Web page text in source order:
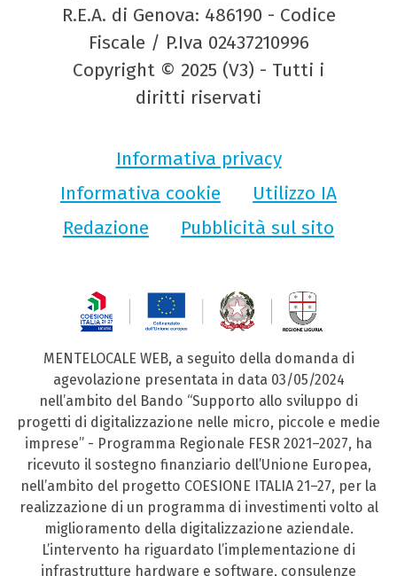
R.E.A. di Genova: 486190 - Codice
Fiscale / P.Iva 02437210996
Copyright © 2025 (V3) - Tutti i
diritti riservati
Informativa privacy
Informativa cookie
Utilizzo IA
Redazione
Pubblicità sul sito
MENTELOCALE WEB, a seguito della domanda di
agevolazione presentata in data 03/05/2024
nell’ambito del Bando “Supporto allo sviluppo di
progetti di digitalizzazione nelle micro, piccole e medie
imprese” - Programma Regionale FESR 2021–2027, ha
ricevuto il sostegno finanziario dell’Unione Europea,
nell’ambito del progetto COESIONE ITALIA 21–27, per la
realizzazione di un programma di investimenti volto al
miglioramento della digitalizzazione aziendale.
L’intervento ha riguardato l’implementazione di
infrastrutture hardware e software, consulenze